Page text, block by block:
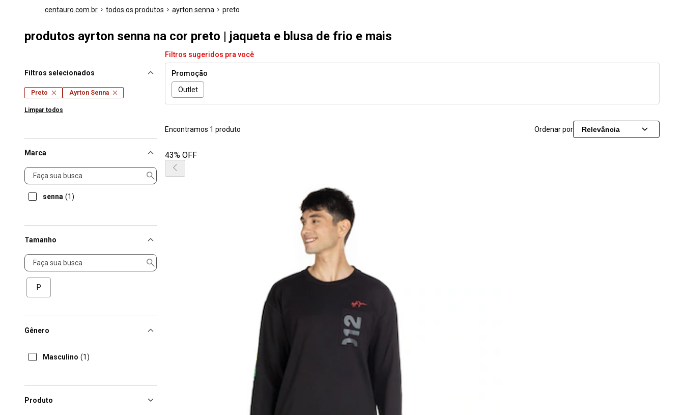
centauro.com.br todos os produtos ayrton senna preto
produtos ayrton senna na cor preto | jaqueta e blusa de frio e mais
Filtros selecionados
Preto Ayrton Senna
Limpar todos
Marca
Marca
senna (1)
Tamanho
Tamanho
P
Gênero
Masculino (1)
Produto
Filtros sugeridos pra você
Promoção
Outlet
Encontramos 1 produto Ordenar por Relevância
43% OFF